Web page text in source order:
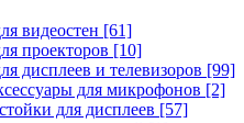
видеостен [61]
проекторов [10]
дисплеев и телевизоров [99]
для микрофонов [2]
для дисплеев [57]